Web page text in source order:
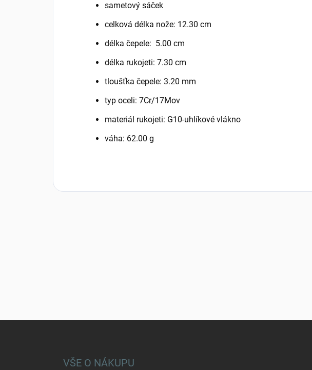
sametový sáček
celková délka nože: 12.30 cm
délka čepele: 5.00 cm
délka rukojeti: 7.30 cm
tloušťka čepele: 3.20 mm
typ oceli: 7Cr/17Mov
materiál rukojeti: G10-uhlíkové vlákno
váha: 62.00 g
VŠE O NÁKUPU